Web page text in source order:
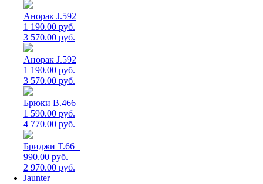
Анорак J.592
1 190.00 руб.
3 570.00 руб.
Анорак J.592
1 190.00 руб.
3 570.00 руб.
Брюки B.466
1 590.00 руб.
4 770.00 руб.
Бриджи T.66+
990.00 руб.
2 970.00 руб.
Jaunter